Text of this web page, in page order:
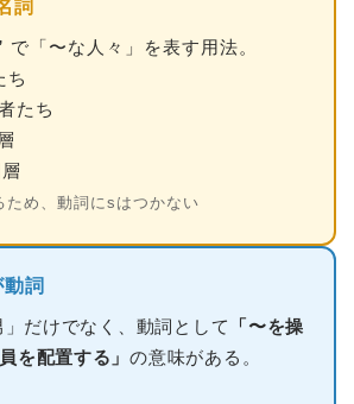
詞
で「〜な人々」を表す用法。
ち
たち
め、動詞にsはつかない
詞
」だけでなく、動詞として
「〜を操
を配置する」の意味がある。